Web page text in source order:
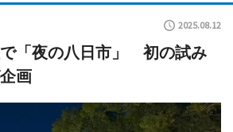
2025.08.12
「夜の八日市」 初の試み
画